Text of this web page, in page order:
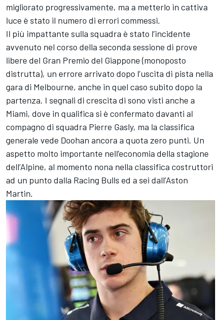
migliorato progressivamente, ma a metterlo in cattiva
luce è stato il numero di errori commessi.
Il più impattante sulla squadra è stato l’incidente
avvenuto nel corso della seconda sessione di prove
libere del Gran Premio del Giappone (monoposto
distrutta), un errore arrivato dopo l’uscita di pista nella
gara di Melbourne, anche in quel caso subito dopo la
partenza. I segnali di crescita di sono visti anche a
Miami, dove in qualifica si è confermato davanti al
compagno di squadra Pierre Gasly, ma la classifica
generale vede Doohan ancora a quota zero punti. Un
aspetto molto importante nell’economia della stagione
dell’Alpine, al momento nona nella classifica costruttori
ad un punto dalla Racing Bulls ed a sei dall’Aston
Martin.